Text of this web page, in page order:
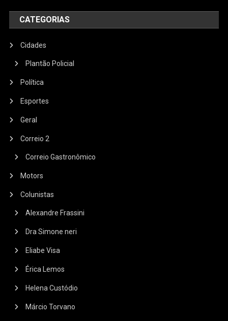
CATEGORIAS
Cidades
Plantão Policial
Política
Esportes
Geral
Correio 2
Correio Gastronômico
Motors
Colunistas
Alexandre Frassini
Dra Simone neri
Eliabe Visa
Érica Lemos
Helena Custódio
Márcio Torvano